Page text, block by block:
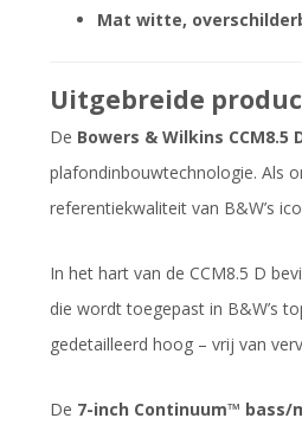
Mat witte,
Uitgebreide
De Bowers & Wilkins CCM8.5
plafondinbouwtechnologie. Als
referentiekwaliteit van B&W’s
In het hart van de CCM8.5 D
die wordt toegepast in B&W’s
gedetailleerd hoog – vrij van
De 7-inch Continuum™ bass/